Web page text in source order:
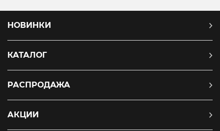
НОВИНКИ
КАТАЛОГ
РАСПРОДАЖА
АКЦИИ